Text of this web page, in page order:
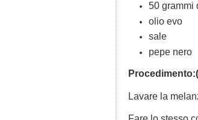
50 grammi
olio evo
sale
pepe nero
Lavare la